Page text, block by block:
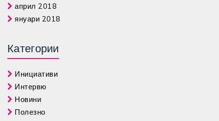
април 2018
януари 2018
Категории
Инициативи
Интервю
Новини
Полезно